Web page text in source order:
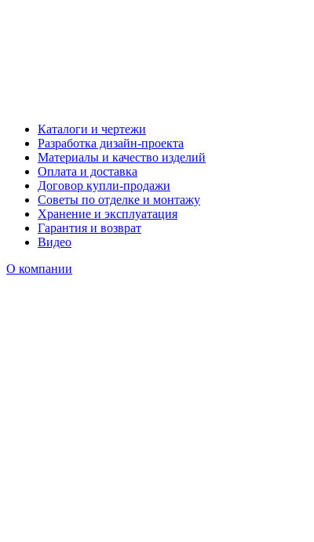
Каталоги и чертежи
Разработка дизайн-проекта
Материалы и качество изделий
Оплата и доставка
Договор купли-продажи
Советы по отделке и монтажу
Хранение и эксплуатация
Гарантия и возврат
Видео
О компании